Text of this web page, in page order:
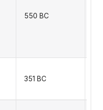
550 BC
351 BC